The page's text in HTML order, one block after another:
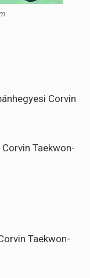
Corvin
Taekwon-
Taekwon-